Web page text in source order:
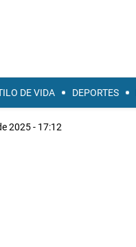
DE VIDA DEPORTES
2025 - 17:12